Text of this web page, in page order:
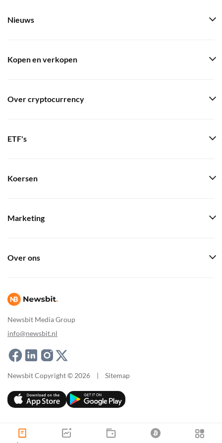
Newsbit Media Group
info@newsbit.nl
Nieuws
Kopen en verkopen
Over cryptocurrency
ETF's
Koersen
Marketing
Over ons
Newsbit Copyright © 2026 | Sitemap